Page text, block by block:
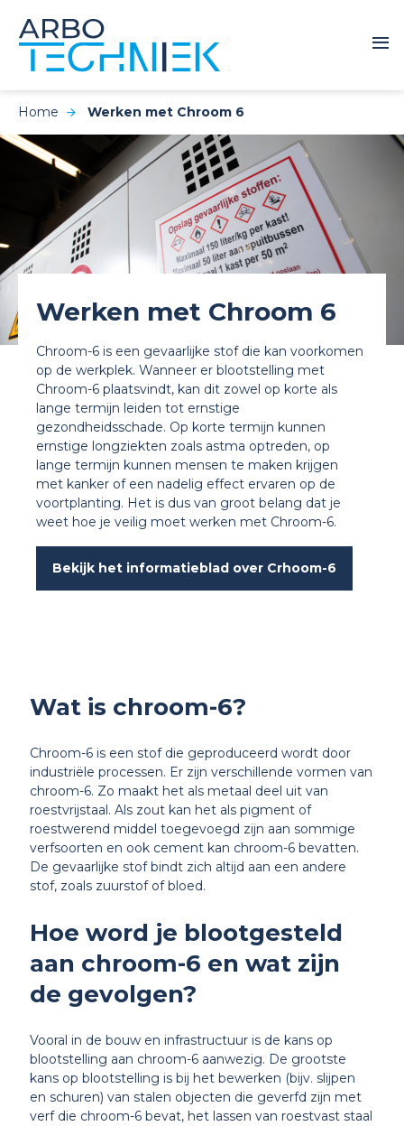
Home Werken met Chroom 6
Werken met Chroom 6
Chroom-6 is een gevaarlijke stof die kan voorkomen
op de werkplek. Wanneer er blootstelling met
Chroom-6 plaatsvindt, kan dit zowel op korte als
lange termijn leiden tot ernstige
gezondheidsschade. Op korte termijn kunnen
ernstige longziekten zoals astma optreden, op
lange termijn kunnen mensen te maken krijgen
met kanker of een nadelig effect ervaren op de
voortplanting. Het is dus van groot belang dat je
weet hoe je veilig moet werken met Chroom-6.
Bekijk het informatieblad over Crhoom-6
Wat is chroom-6?
Chroom-6 is een stof die geproduceerd wordt door
industriële processen. Er zijn verschillende vormen van
chroom-6. Zo maakt het als metaal deel uit van
roestvrijstaal. Als zout kan het als pigment of
roestwerend middel toegevoegd zijn aan sommige
verfsoorten en ook cement kan chroom-6 bevatten.
De gevaarlijke stof bindt zich altijd aan een andere
stof, zoals zuurstof of bloed.
Hoe word je blootgesteld
aan chroom-6 en wat zijn
de gevolgen?
Vooral in de bouw en infrastructuur is de kans op
blootstelling aan chroom-6 aanwezig. De grootste
kans op blootstelling is bij het bewerken (bijv. slijpen
en schuren) van stalen objecten die geverfd zijn met
verf die chroom-6 bevat, het lassen van roestvast staal